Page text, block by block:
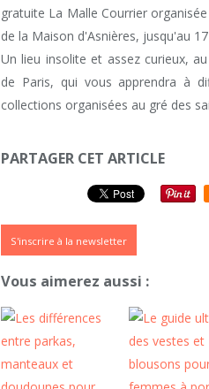
gratuite La Malle Courrier
de la Maison d'Asnières, jusqu'au
Un lieu insolite et assez curieux,
de Paris, qui vous apprendra à
collections organisées au gré des
PARTAGER CET ARTICLE
S'inscrire à la newsletter
Vous aimerez aussi :